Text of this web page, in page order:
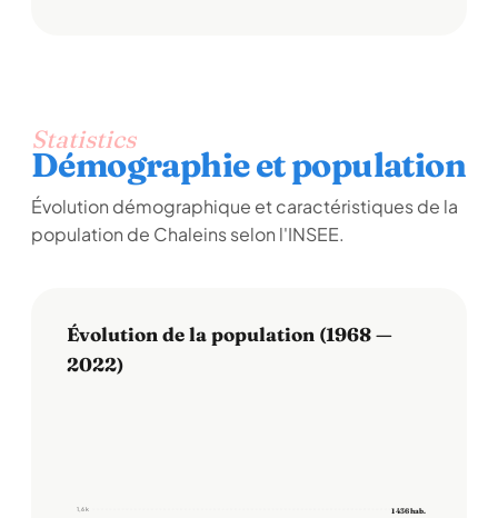
Statistics
Démographie et population
Évolution démographique et caractéristiques de la
population de Chaleins selon l'INSEE.
Évolution de la population (1968 —
2022)
1,6 k 1 436 hab.